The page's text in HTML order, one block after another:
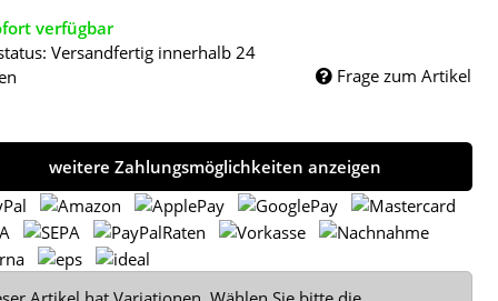
verfügbar
Versandfertig innerhalb 24
Frage zum Artikel
weitere Zahlungsmöglichkeiten anzeigen